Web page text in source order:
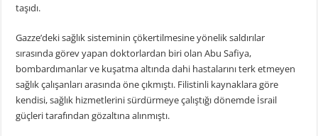
taşıdı.
Gazze’deki sağlık sisteminin çökertilmesine yönelik saldırılar
sırasında görev yapan doktorlardan biri olan Abu Safiya,
bombardımanlar ve kuşatma altında dahi hastalarını terk etmeyen
sağlık çalışanları arasında öne çıkmıştı. Filistinli kaynaklara göre
kendisi, sağlık hizmetlerini sürdürmeye çalıştığı dönemde İsrail
güçleri tarafından gözaltına alınmıştı.